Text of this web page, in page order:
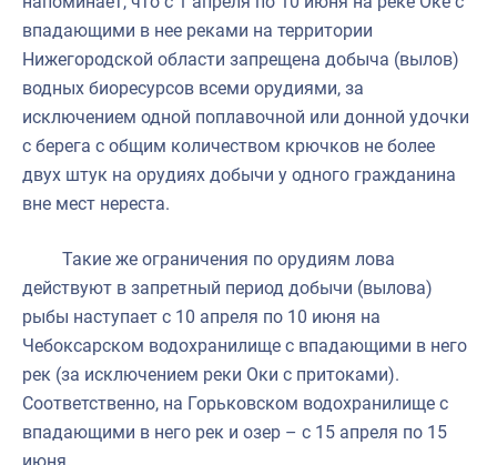
впадающими в нее реками на территории
Нижегородской области запрещена добыча (вылов)
водных биоресурсов всеми орудиями, за
исключением одной поплавочной или донной удочки
с берега с общим количеством крючков не более
двух штук на орудиях добычи у одного гражданина
вне мест нереста.
Такие же ограничения по орудиям лова
действуют в запретный период добычи (вылова)
рыбы наступает с 10 апреля по 10 июня на
Чебоксарском водохранилище с впадающими в него
рек (за исключением реки Оки с притоками).
Соответственно, на Горьковском водохранилище с
впадающими в него рек и озер – с 15 апреля по 15